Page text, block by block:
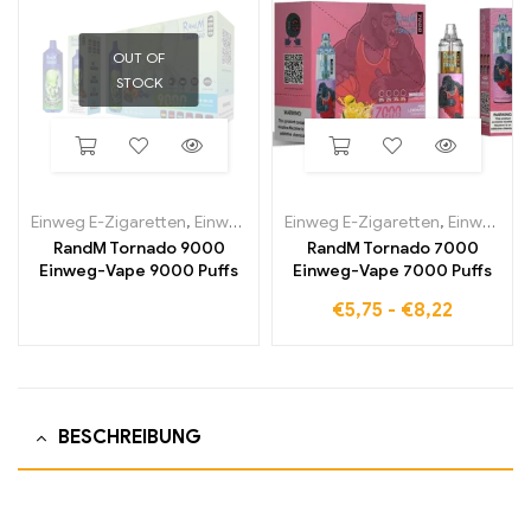
OUT OF
STOCK
Einweg E-Zigaretten, Einweg-E-Zigaretten in Belgien ,Einweg-E-
RandM Tornado 9000
Einweg-Vape 9000 Puffs
Einweg E-Zigaretten, Einweg-E-Zigaretten in Belgien
RandM Tornado 7000
Einweg-Vape 7000 Puffs
€5,75 - €8,22
BESCHREIBUNG